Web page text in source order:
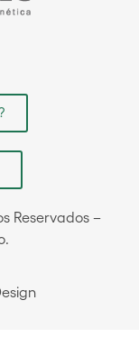
Reservados –